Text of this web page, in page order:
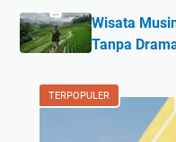
Wisata
Tanpa
TERPOPULER